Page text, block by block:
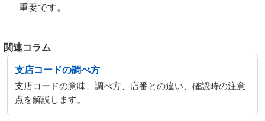
重要です。
関連コラム
支店コードの調べ方
支店コードの意味、調べ方、店番との違い、確認時の注意
点を解説します。